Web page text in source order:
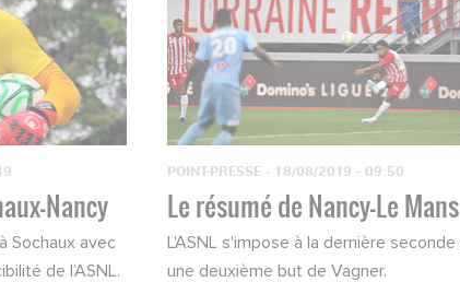
Nancy
Sochaux avec
de l’ASNL.
POINT-PRESSE · 18/08/2019 - 09:50
Le résumé de Nancy-Le Mans
L'ASNL s'impose à la dernière
une deuxième but de Vagner.